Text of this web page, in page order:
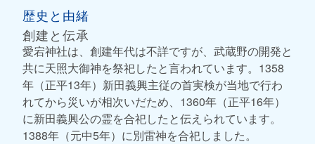
歴史と由緒
創建と伝承
愛宕神社は、創建年代は不詳ですが、武蔵野の開発と
共に天照大御神を祭祀したと言われています。1358
年（正平13年）新田義興主従の首実検が当地で行わ
れてから災いが相次いだため、1360年（正平16年）
に新田義興公の霊を合祀したと伝えられています。
1388年（元中5年）に別雷神を合祀しました。